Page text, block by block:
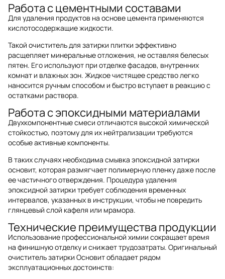
Работа с цементными составами
Для удаления продуктов на основе цемента применяются
кислотосодержащие жидкости.
Такой очиститель для затирки плитки эффективно
расщепляет минеральные отложения, не оставляя белесых
пятен. Его используют при отделке фасадов, внутренних
комнат и влажных зон. Жидкое чистящее средство легко
наносится ручным способом и быстро вступает в реакцию с
остатками раствора.
Работа с эпоксидными материалами
Двухкомпонентные смеси отличаются высокой химической
стойкостью, поэтому для их нейтрализации требуются
особые активные компоненты.
В таких случаях необходима смывка эпоксидной затирки
основит, которая размягчает полимерную пленку даже после
ее частичного отверждения. Процедура удаления
эпоксидной затирки требует соблюдения временных
интервалов, указанных в инструкции, чтобы не повредить
глянцевый слой кафеля или мрамора.
Технические преимущества продукции
Использование профессиональной химии сокращает время
на финишную отделку и снижает трудозатраты. Оригинальный
очиститель затирки Основит обладает рядом
эксплуатационных достоинств: